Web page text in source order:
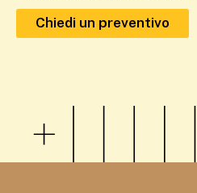
Chiedi un preventivo